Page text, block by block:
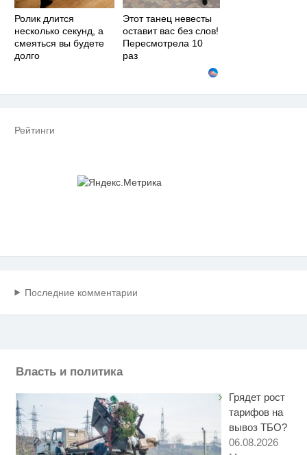
Ролик длится
несколько секунд, а
смеяться вы будете
долго
Этот танец невесты
оставит вас без слов!
Пересмотрела 10
раз
Рейтинги
Последние комментарии
Власть и политика
Грядет рост
тарифов на
вывоз ТБО?
06.08.2026